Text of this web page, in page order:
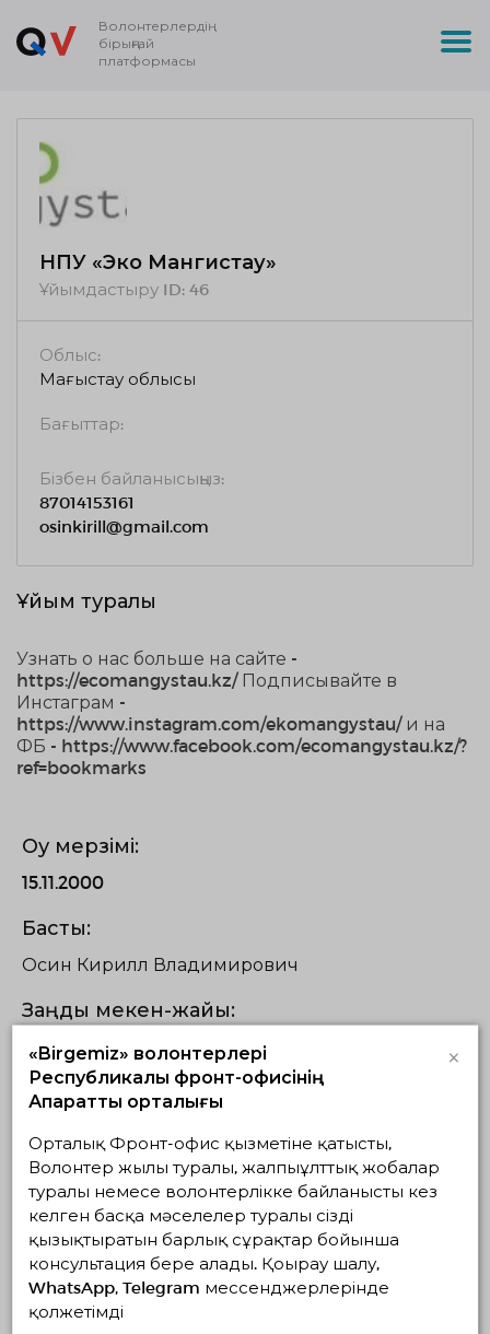
Волонтерлердің
бірыңғай
платформасы
НПУ «Эко Мангистау»
Ұйымдастыру ID: 46
Облыс:
Маңғыстау облысы
Бағыттар:
Бізбен байланысыңыз:
87014153161
osinkirill@gmail.com
Ұйым туралы
Узнать о нас больше на сайте -
https://ecomangystau.kz/ Подписывайте в
Инстаграм -
https://www.instagram.com/ekomangystau/ и на
ФБ - https://www.facebook.com/ecomangystau.kz/?
ref=bookmarks
Оқу мерзімі:
15.11.2000
Бастық:
Осин Кирилл Владимирович
Заңды мекен-жайы:
12 мкр - дом 69 - кв. 41
Нақты мекен-жайы:
Жобалар
Жүзеге асып
«Birgemiz» волонтерлері
Республикалық фронт-офисінің
Ақпараттық орталығы
×
Орталық Фронт-офис қызметіне қатысты,
Волонтер жылы туралы, жалпыұлттық жобалар
туралы немесе волонтерлікке байланысты кез
келген басқа мәселелер туралы сізді
қызықтыратын барлық сұрақтар бойынша
консультация бере алады. Қоңырау шалу,
WhatsApp, Telegram мессенджерлерінде
қолжетімді